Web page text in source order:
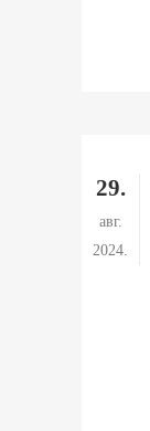
29.
авг.
2024.